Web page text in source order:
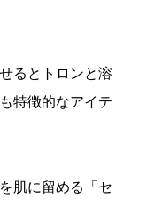
るとトロンと溶
特徴的なアイテ
肌に留める「セ